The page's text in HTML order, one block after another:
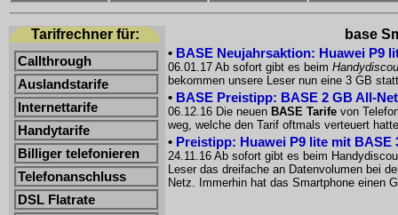
Tarifrechner für:
Callthrough
Auslandstarife
Internettarife
Handytarife
Billiger telefonieren
Telefonanschluss
DSL Flatrate
base
• BASE Neujahrsaktion: Huawei P9
06.01.17 Ab sofort gibt es beim
bekommen unsere Leser nun eine 3 GB
• BASE Preistipp: BASE 2 GB All-
06.12.16 Die neuen BASE Tarife von
weg, welche den Tarif oftmals verteuert
• Preistipp: Huawei P9 lite mit BASE
24.11.16 Ab sofort gibt es beim
Leser das dreifache an Datenvolumen bei
Netz. Immerhin hat das Smartphone einen